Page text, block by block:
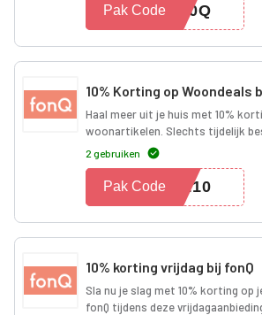
A10Q
Pak Code
10% Korting op Woondeals
Haal meer uit je huis met 10%
woonartikelen. Slechts tijdelijk
2 gebruiken
AL10
Pak Code
10% korting vrijdag bij fonQ
Sla nu je slag met 10% korting op
fonQ tijdens deze